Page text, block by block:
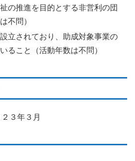
の推進を目的とする非営利の団
不問）
立されており、助成対象事業の
ること（活動年数は不問）
３年３月